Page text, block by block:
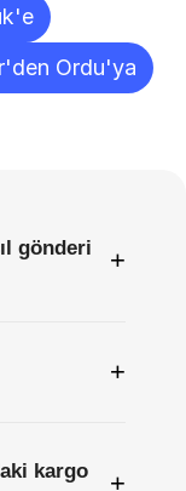
Ordu'ya
gönderi
+
+
kargo
+